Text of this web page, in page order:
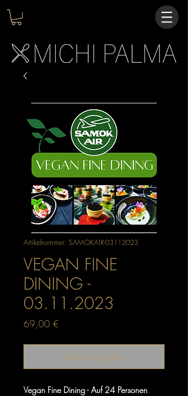
Artikelnummer: SAMOKAIR-03112023
VEGAN FINE
DINING -
03.11.2023
69,00 €
Nicht verfügbar
Vegan Fine Dining - Auf 24 Personen